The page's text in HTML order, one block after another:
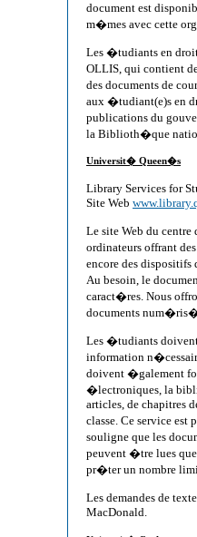
document est
m�mes avec cette
Les �tudiants en
OLLIS, qui contient
des documents de
aux �tudiant(e)s en
publications du
la Biblioth�que
Universit� Queen�s
Library Services for
Site Web
Le site Web du
ordinateurs offrant
encore des
Au besoin, le
caract�res. Nous
documents
Les �tudiants
information
doivent �galement
�lectroniques, la
articles, de chapitres
classe. Ce service
souligne que les
peuvent �tre lues
pr�ter un nombre
Les demandes de
MacDonald.